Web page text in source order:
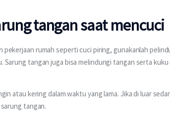
tangan saat mencuci
pekerjaan rumah seperti cuci piring, gunakanlah
Sarung tangan juga bisa melindungi tangan serta
atau kering dalam waktu yang lama. Jika di luar
tangan.